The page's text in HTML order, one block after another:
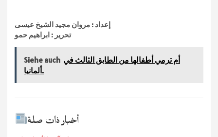
إعداد : مروان مجيد الشيخ عيسى
تحرير : ابراهيم حمو
Siehe auch أم ترمي أطفالها من الطابق الثالث في
ألمانيا.
أخبار ذات صلة